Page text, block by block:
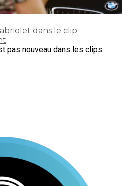
dans le clip
pas nouveau dans les clips